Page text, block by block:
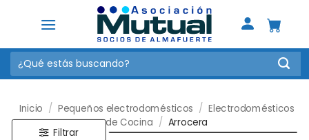
Buscar
por:
Inicio / Pequeños electrodomésticos / Electrodomésticos
de Cocina / Arrocera
Filtrar